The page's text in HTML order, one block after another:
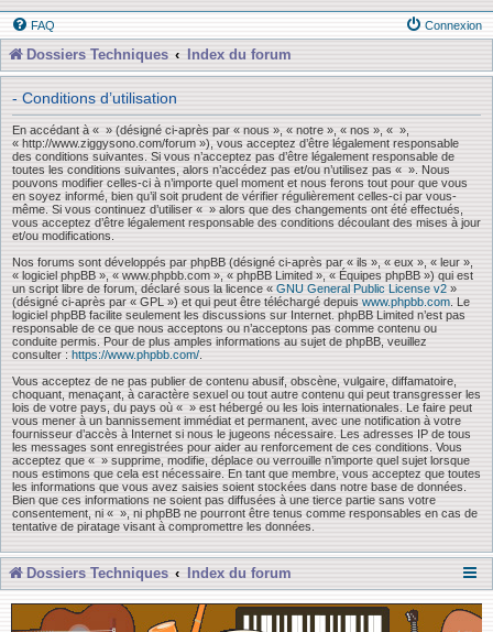
FAQ Connexion
Dossiers Techniques Index du forum
- Conditions d’utilisation
En accédant à « » (désigné ci-après par « nous », « notre », « nos », « »,
« http://www.ziggysono.com/forum »), vous acceptez d’être légalement responsable
des conditions suivantes. Si vous n’acceptez pas d’être légalement responsable de
toutes les conditions suivantes, alors n’accédez pas et/ou n’utilisez pas « ». Nous
pouvons modifier celles-ci à n’importe quel moment et nous ferons tout pour que vous
en soyez informé, bien qu’il soit prudent de vérifier régulièrement celles-ci par vous-
même. Si vous continuez d’utiliser « » alors que des changements ont été effectués,
vous acceptez d’être légalement responsable des conditions découlant des mises à jour
et/ou modifications.
Nos forums sont développés par phpBB (désigné ci-après par « ils », « eux », « leur »,
« logiciel phpBB », « www.phpbb.com », « phpBB Limited », « Équipes phpBB ») qui est
un script libre de forum, déclaré sous la licence « GNU General Public License v2 »
(désigné ci-après par « GPL ») et qui peut être téléchargé depuis www.phpbb.com . Le
logiciel phpBB facilite seulement les discussions sur Internet. phpBB Limited n’est pas
responsable de ce que nous acceptons ou n’acceptons pas comme contenu ou
conduite permis. Pour de plus amples informations au sujet de phpBB, veuillez
consulter : https://www.phpbb.com/
Vous acceptez de ne pas publier de contenu abusif, obscène, vulgaire, diffamatoire,
choquant, menaçant, à caractère sexuel ou tout autre contenu qui peut transgresser les
lois de votre pays, du pays où « » est hébergé ou les lois internationales. Le faire peut
vous mener à un bannissement immédiat et permanent, avec une notification à votre
fournisseur d’accès à Internet si nous le jugeons nécessaire. Les adresses IP de tous
les messages sont enregistrées pour aider au renforcement de ces conditions. Vous
acceptez que « » supprime, modifie, déplace ou verrouille n’importe quel sujet lorsque
nous estimons que cela est nécessaire. En tant que membre, vous acceptez que toutes
les informations que vous avez saisies soient stockées dans notre base de données.
Bien que ces informations ne soient pas diffusées à une tierce partie sans votre
consentement, ni « », ni phpBB ne pourront être tenus comme responsables en cas de
tentative de piratage visant à compromettre les données.
Dossiers Techniques Index du forum